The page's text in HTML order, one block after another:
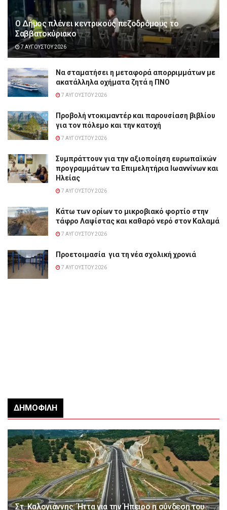
Ο Δήμος πλένει κεντρικούς πεζοδρόμους το
Σαββατοκύριακο
7 ΑΥΓΟΎΣΤΟΥ 2026
Να σταματήσει η μεταφορά απορριμμάτων με
ακατάλληλα οχήματα ζητά η ΠΝΟ
7 ΑΥΓΟΎΣΤΟΥ 2026
Προβολή ντοκιμαντέρ και παρουσίαση βιβλίου
για τον πόλεμο και την κατοχή
7 ΑΥΓΟΎΣΤΟΥ 2026
Συμπράττουν για την αξιοποίηση ευρωπαϊκών
προγραμμάτων τα Επιμελητήρια Ιωαννίνων και
Ηλείας
7 ΑΥΓΟΎΣΤΟΥ 2026
Κάτω των ορίων το μικροβιακό φορτίο στην
τάφρο Λαψίστας και καθαρό νερό στον Καλαμά
7 ΑΥΓΟΎΣΤΟΥ 2026
Προετοιμασία για τη νέα σχολική χρονιά
7 ΑΥΓΟΎΣΤΟΥ 2026
ΔΗΜΟΦΙΛΉ
Στ. Καλογιάννης: Ήττα για την Ήπειρο η σύνδεση του